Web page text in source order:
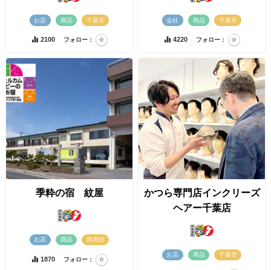
お店 商品 千葉市
2100 フォロー：
会社 商品 千葉市
4220 フォロー：
季粋の宿 紋屋
お店 商品 南房総
1870 フォロー：
かつら専門店インクリーズ
ヘアー千葉店
お店 商品 千葉市